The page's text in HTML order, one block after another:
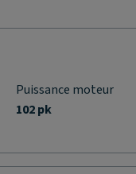
Puissance moteur
102 pk